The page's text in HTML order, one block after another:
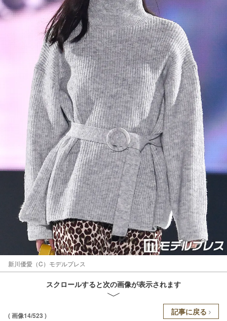
新川優愛（C）モデルプレス
スクロールすると次の画像が表示されます
( 画像14/523 ) 記事に戻る